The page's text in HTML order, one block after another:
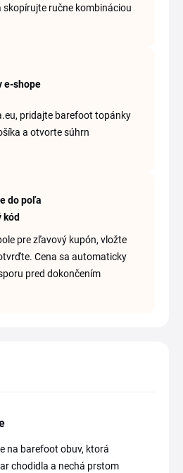
skopírujte ručne kombináciou
e-shope
pridajte barefoot topánky
a otvorte súhrn
do poľa
kód
pre zľavový kupón, vložte
Cena sa automaticky
pred dokončením
na barefoot obuv, ktorá
chodidla a nechá prstom